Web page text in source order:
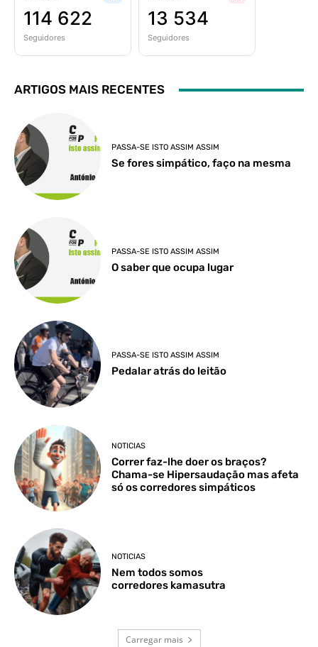
114 622
Seguidores
13 534
Seguidores
ARTIGOS MAIS RECENTES
PASSA-SE ISTO ASSIM ASSIM
Se fores simpático, faço na mesma
PASSA-SE ISTO ASSIM ASSIM
O saber que ocupa lugar
PASSA-SE ISTO ASSIM ASSIM
Pedalar atrás do leitão
NOTICIAS
Correr faz-lhe doer os braços?
Chama-se Hipersaudação mas afeta
só os corredores simpáticos
NOTICIAS
Nem todos somos
corredores kamasutra
Carregar mais